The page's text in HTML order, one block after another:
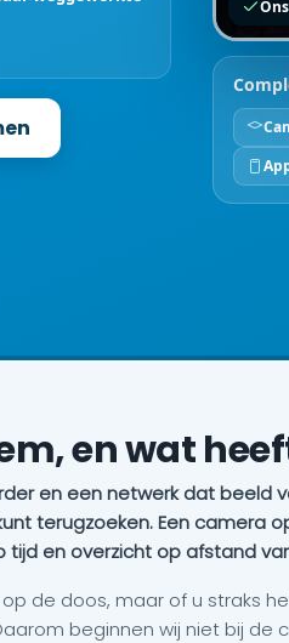
en wat
en een netwerk dat beeld
terugzoeken. Een camera
en overzicht op afstand
de doos, maar of u straks
beginnen wij niet bij de